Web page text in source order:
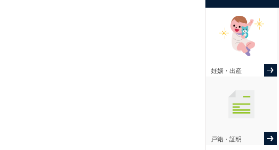
妊娠・出産
戸籍・証明